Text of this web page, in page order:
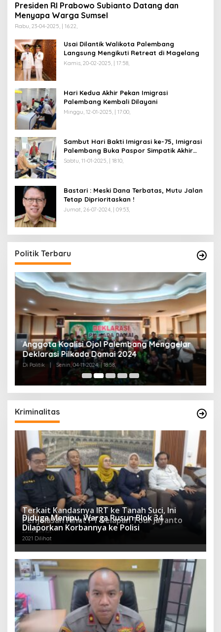
Presiden RI Prabowo Subianto Datang dan
Menyapa Warga Sumsel
Rabu, 23-04-2025, | 16:22,
Usai Dilantik Walikota Palembang
Langsung Mengikuti Retreat di Magelang
Kamis, 20-02-2025, | 17:58,
Hari Kedua Akhir Pekan Imigrasi
Palembang Kembali Dilayani
Minggu, 12-01-2025, | 17:00,
Sambut Hari Bakti Imigrasi ke-75, Imigrasi
Palembang Buka Paspor Simpatik Akhir
Pekan
Sabtu, 11-01-2025, | 18:10,
Bastari : Meski Dana Terbatas, Mutu Jalan
Tetap Diprioritaskan !
Jumat, 26-07-2024, | 09:53,
Politik Terbaru
Anggota Koalisi Ojol Palembang Menggelar
Deklarasi Pilkada Damai 2024
Di Politik Senin, 04-11-2024, | 18:58,
Kriminalitas
Terkait Kandasnya IRT ke Tanah Suci, Ini
Penjelasan Pihat PT Selapan Tour Jayanto
2233 Dilihat
Diduga Menipu, Warga Rusun Blok 34
Dilaporkan Korbannya ke Polisi
2021 Dilihat